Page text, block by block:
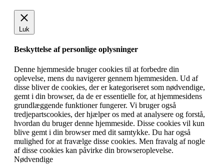
Luk
Beskyttelse af personlige oplysninger
Denne hjemmeside bruger cookies til at forbedre din
oplevelse, mens du navigerer gennem hjemmesiden. Ud af
disse bliver de cookies, der er kategoriseret som nødvendige,
gemt i din browser, da de er essentielle for, at hjemmesidens
grundlæggende funktioner fungerer. Vi bruger også
tredjepartscookies, der hjælper os med at analysere og forstå,
hvordan du bruger denne hjemmeside. Disse cookies vil kun
blive gemt i din browser med dit samtykke. Du har også
mulighed for at fravælge disse cookies. Men fravalg af nogle
af disse cookies kan påvirke din browseroplevelse.
Nødvendige